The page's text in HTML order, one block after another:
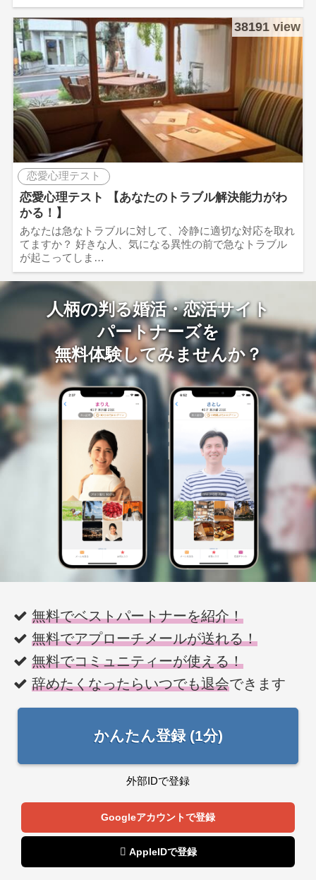
38191 view
恋愛心理テスト
恋愛心理テスト 【あなたのトラブル解決能力がわ
かる！】
あなたは急なトラブルに対して、冷静に適切な対応を取れ
てますか？ 好きな人、気になる異性の前で急なトラブル
が起こってしま…
人柄の判る婚活・恋活サイト
パートナーズを
無料体験してみませんか？
無料でベストパートナーを紹介！
無料でアプローチメールが送れる！
無料でコミュニティーが使える！
辞めたくなったらいつでも退会できます
かんたん登録 (1分)
外部IDで登録
Googleアカウントで登録
 AppleIDで登録